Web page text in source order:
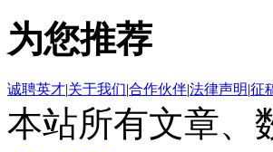
为您推荐
诚聘英才|关于我们|合作伙伴|法律声明|征
本站所有文章、